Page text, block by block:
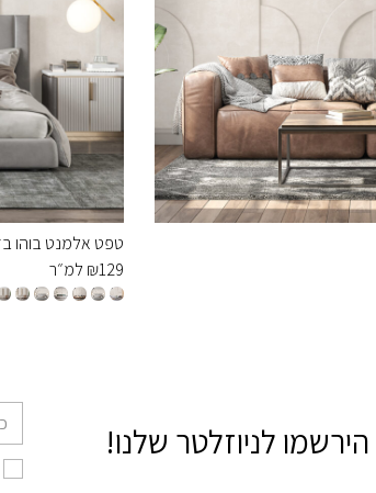
טפט אלמנט בוהו בז
₪129 למ״ר
הירשמו לניוזלטר שלנו!